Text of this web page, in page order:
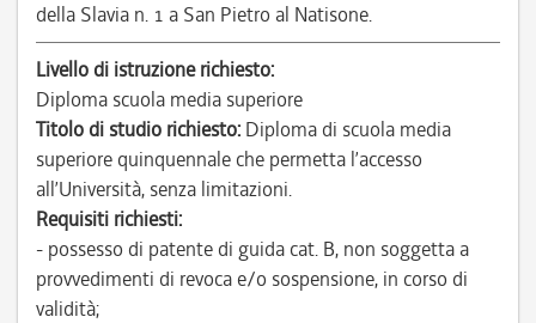
della Slavia n. 1 a San Pietro al Natisone.
Livello di istruzione richiesto:
Diploma scuola media superiore
Titolo di studio richiesto: Diploma di scuola media
superiore quinquennale che permetta l’accesso
all’Università, senza limitazioni.
Requisiti richiesti:
- possesso di patente di guida cat. B, non soggetta a
provvedimenti di revoca e/o sospensione, in corso di
validità;